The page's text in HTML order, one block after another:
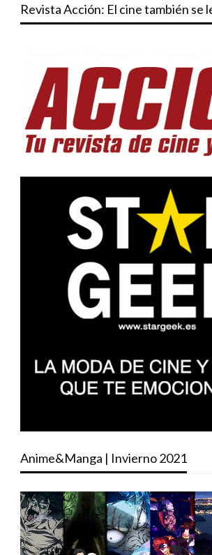
Revista Acción: El cine también se
Anime&Manga | Invierno 2021